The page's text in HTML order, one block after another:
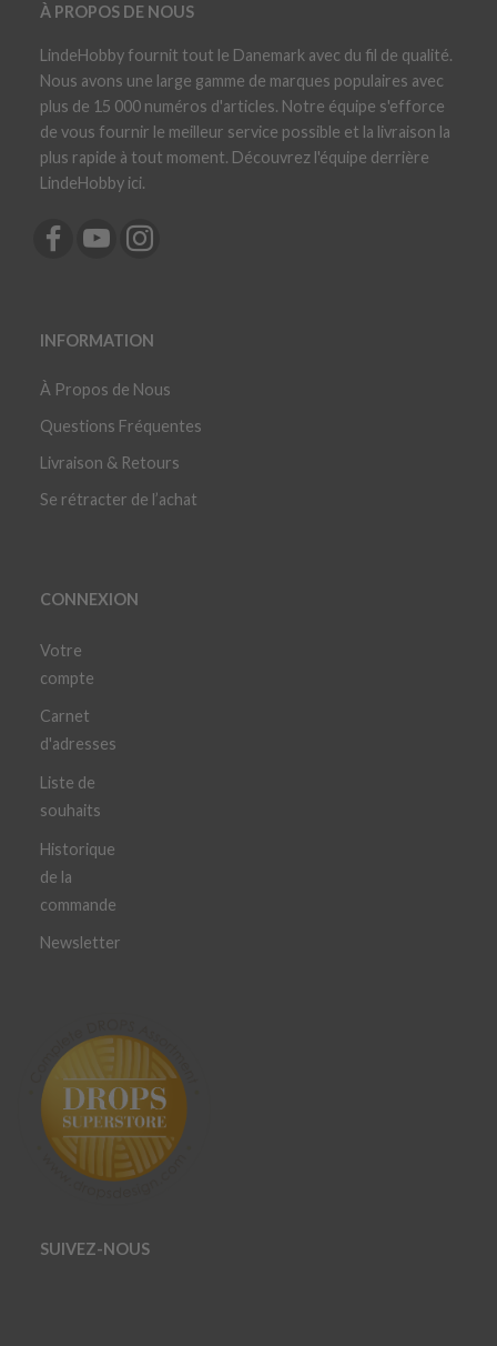
À PROPOS DE NOUS
LindeHobby fournit tout le Danemark avec du fil de qualité.
Nous avons une large gamme de marques populaires avec
plus de 15 000 numéros d'articles. Notre équipe s'efforce
de vous fournir le meilleur service possible et la livraison la
plus rapide à tout moment. Découvrez l'équipe derrière
LindeHobby ici.
INFORMATION
À Propos de Nous
Questions Fréquentes
Livraison & Retours
Se rétracter de l’achat
CONNEXION
Votre
compte
Carnet
d'adresses
Liste de
souhaits
Historique
de la
commande
Newsletter
SUIVEZ-NOUS